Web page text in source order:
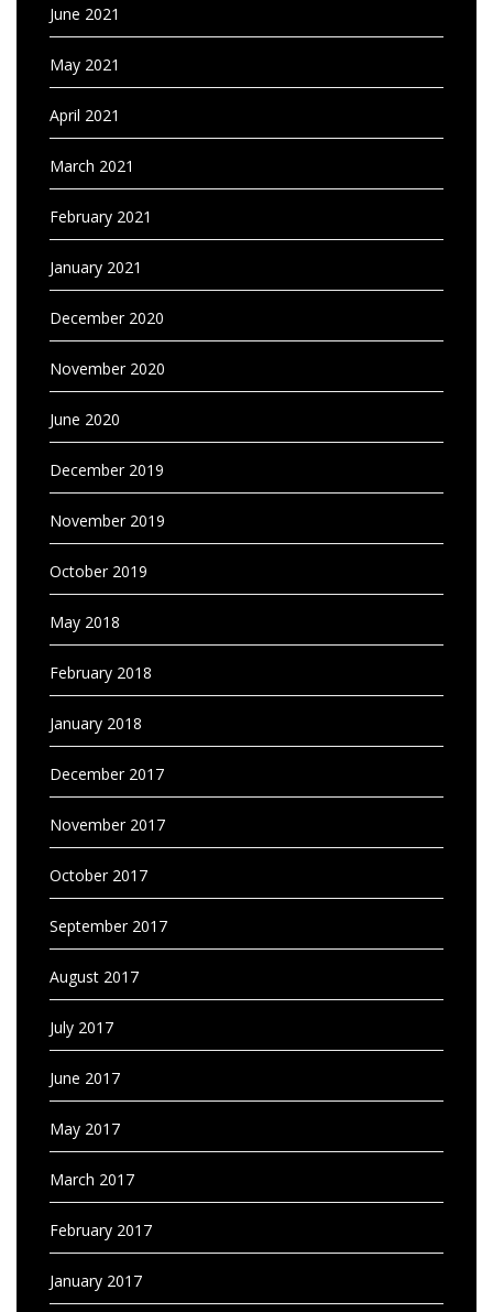
June 2021
May 2021
April 2021
March 2021
February 2021
January 2021
December 2020
November 2020
June 2020
December 2019
November 2019
October 2019
May 2018
February 2018
January 2018
December 2017
November 2017
October 2017
September 2017
August 2017
July 2017
June 2017
May 2017
March 2017
February 2017
January 2017